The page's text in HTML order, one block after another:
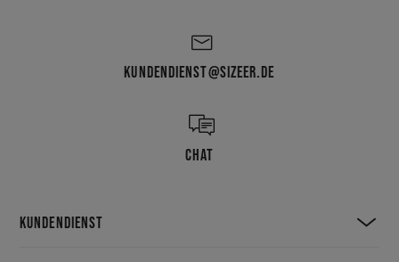
KUNDENDIENST@SIZEER.DE
CHAT
KUNDENDIENST